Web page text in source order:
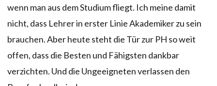
wenn man aus dem Studium fliegt. Ich meine damit
nicht, dass Lehrer in erster Linie Akademiker zu sein
brauchen. Aber heute steht die Tür zur PH so weit
offen, dass die Besten und Fähigsten dankbar
verzichten. Und die Ungeeigneten verlassen den